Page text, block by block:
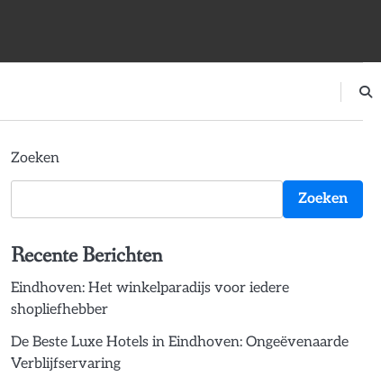
Zoeken
Zoeken
Recente Berichten
Eindhoven: Het winkelparadijs voor iedere
shopliefhebber
De Beste Luxe Hotels in Eindhoven: Ongeëvenaarde
Verblijfservaring